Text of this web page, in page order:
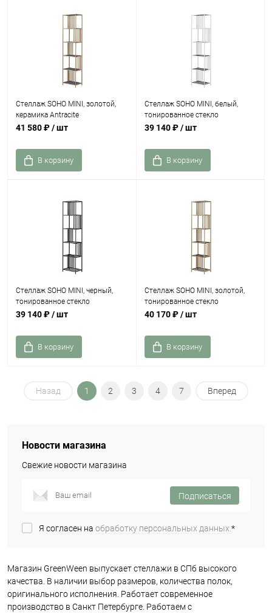
Стеллаж SOHO MINI, золотой,
керамика Antracite
41 580 ₽/ шт
В корзину
Стеллаж SOHO MINI, белый,
тонированное стекло
39 140 ₽/ шт
В корзину
Стеллаж SOHO MINI, черный,
тонированное стекло
39 140 ₽/ шт
В корзину
Стеллаж SOHO MINI, золотой,
тонированное стекло
40 170 ₽/ шт
В корзину
Назад 1 2 3 4 7 Вперед
Новости магазина
Свежие новости магазина
Подписаться
Я согласен на обработку персональных данных.*
Магазин GreenWeen выпускает стеллажи в СПб высокого
качества. В наличии выбор размеров, количества полок,
оригинального исполнения. Работает современное
производство в Санкт Петербурге. Работаем с